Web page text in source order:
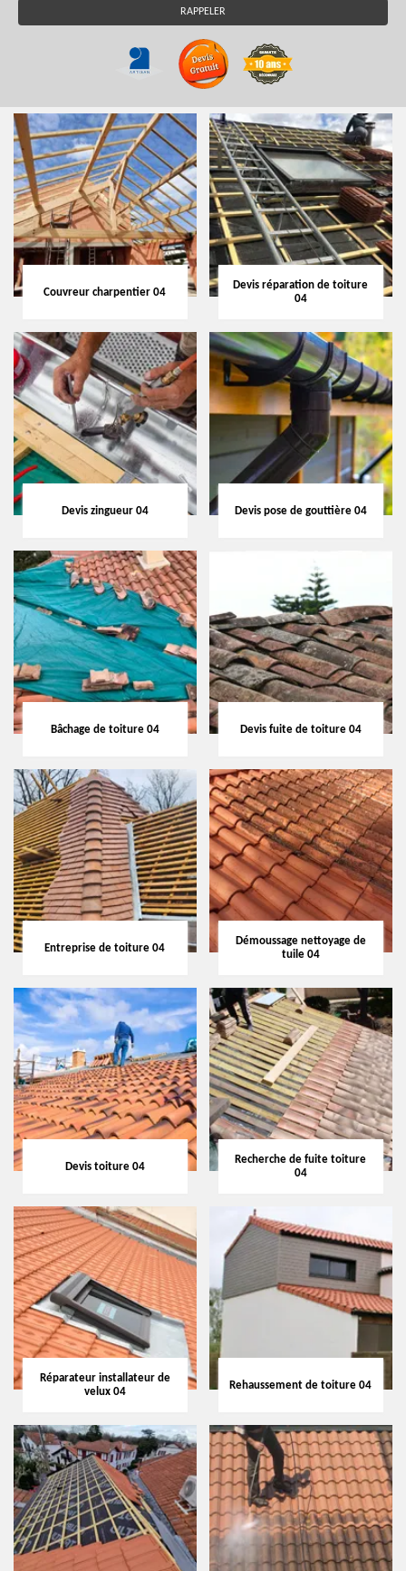
Couvreur charpentier 04
Devis réparation de toiture
04
Devis zingueur 04 Devis pose de gouttière 04
Bâchage de toiture 04 Devis fuite de toiture 04
Entreprise de toiture 04
Démoussage nettoyage de
tuile 04
Devis toiture 04
Recherche de fuite toiture
04
Réparateur installateur de
velux 04
Rehaussement de toiture 04